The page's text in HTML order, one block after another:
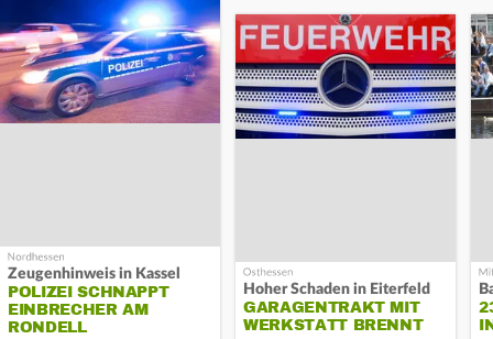
Zeugenhinweis in Kassel
POLIZEI SCHNAPPT
EINBRECHER AM
RONDELL
Hoher Schaden in Eiterfeld
GARAGENTRAKT MIT
WERKSTATT BRENNT